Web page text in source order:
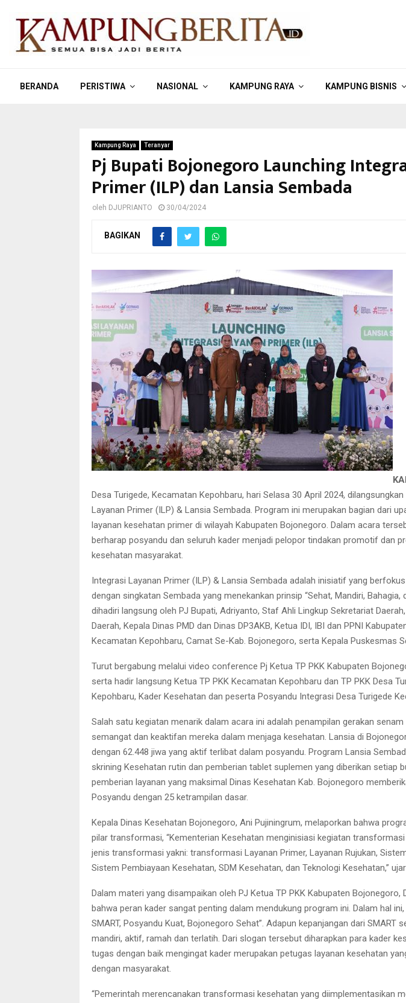
BERANDA PERISTIWA NASIONAL KAMPUNG RAYA KAMPUNG BISNIS
Kampung Raya Teranyar
Pj Bupati Bojonegoro Launching
Primer (ILP) dan Lansia Sembada
oleh DJUPRIANTO 30/04/2024
BAGIKAN
Desa Turigede, Kecamatan Kepohbaru, hari Selasa 30 April 2024,
Layanan Primer (ILP) & Lansia Sembada. Program ini merupakan bagian dari
layanan kesehatan primer di wilayah Kabupaten Bojonegoro. Dalam acara
berharap posyandu dan seluruh kader menjadi pelopor tindakan promotif dan
kesehatan masyarakat.
Integrasi Layanan Primer (ILP) & Lansia Sembada adalah inisiatif yang
dengan singkatan Sembada yang menekankan prinsip “Sehat, Mandiri, Bahagia,
dihadiri langsung oleh PJ Bupati, Adriyanto, Staf Ahli Lingkup Sekretariat
Daerah, Kepala Dinas PMD dan Dinas DP3AKB, Ketua IDI, IBI dan PPNI
Kecamatan Kepohbaru, Camat Se-Kab. Bojonegoro, serta Kepala Puskesmas
Turut bergabung melalui video conference Pj Ketua TP PKK Kabupaten
serta hadir langsung Ketua TP PKK Kecamatan Kepohbaru dan TP PKK Desa
Kepohbaru, Kader Kesehatan dan peserta Posyandu Integrasi Desa Turigede
Salah satu kegiatan menarik dalam acara ini adalah penampilan gerakan
semangat dan keaktifan mereka dalam menjaga kesehatan. Lansia di
dengan 62.448 jiwa yang aktif terlibat dalam posyandu. Program Lansia
skrining Kesehatan rutin dan pemberian tablet suplemen yang diberikan setiap
pemberian layanan yang maksimal Dinas Kesehatan Kab. Bojonegoro
Posyandu dengan 25 ketrampilan dasar.
Kepala Dinas Kesehatan Bojonegoro, Ani Pujiningrum, melaporkan bahwa
pilar transformasi, “Kementerian Kesehatan menginisiasi kegiatan
jenis transformasi yakni: transformasi Layanan Primer, Layanan Rujukan,
Sistem Pembiayaan Kesehatan, SDM Kesehatan, dan Teknologi Kesehatan,”
Dalam materi yang disampaikan oleh PJ Ketua TP PKK Kabupaten Bojonegoro,
bahwa peran kader sangat penting dalam mendukung program ini. Dalam hal
SMART, Posyandu Kuat, Bojonegoro Sehat”. Adapun kepanjangan dari SMART
mandiri, aktif, ramah dan terlatih. Dari slogan tersebut diharapkan para kader
tugas dengan baik mengingat kader merupakan petugas layanan kesehatan
dengan masyarakat.
“Pemerintah merencanakan transformasi kesehatan yang diimplementasikan